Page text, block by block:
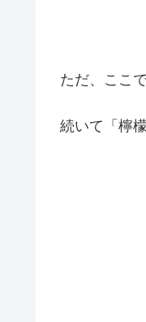
ただ、ここ
続いて「檸